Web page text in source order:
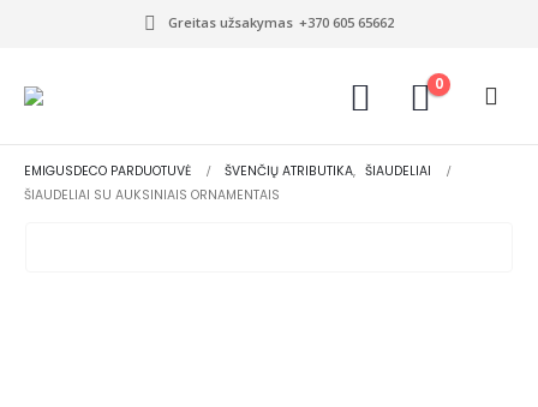
Greitas užsakymas +370 605 65662
0
EMIGUSDECO PARDUOTUVĖ ŠVENČIŲ ATRIBUTIKA, ŠIAUDELIAI
ŠIAUDELIAI SU AUKSINIAIS ORNAMENTAIS